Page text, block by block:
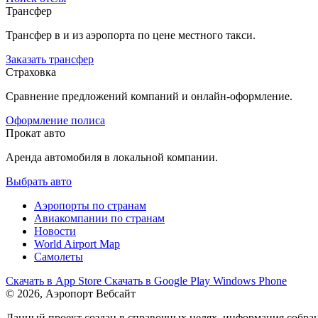
Трансфер
Трансфер в и из аэропорта по цене местного такси.
Заказать трансфер
Страховка
Сравнение предложений компаний и онлайн-оформление.
Оформление полиса
Прокат авто
Аренда автомобиля в локальной компании.
Выбрать авто
Аэропорты по странам
Авиакомпании по странам
Новости
World Airport Map
Самолеты
Скачать в App Store Скачать в Google Play Windows Phone
© 2026, Аэропорт Вебсайт